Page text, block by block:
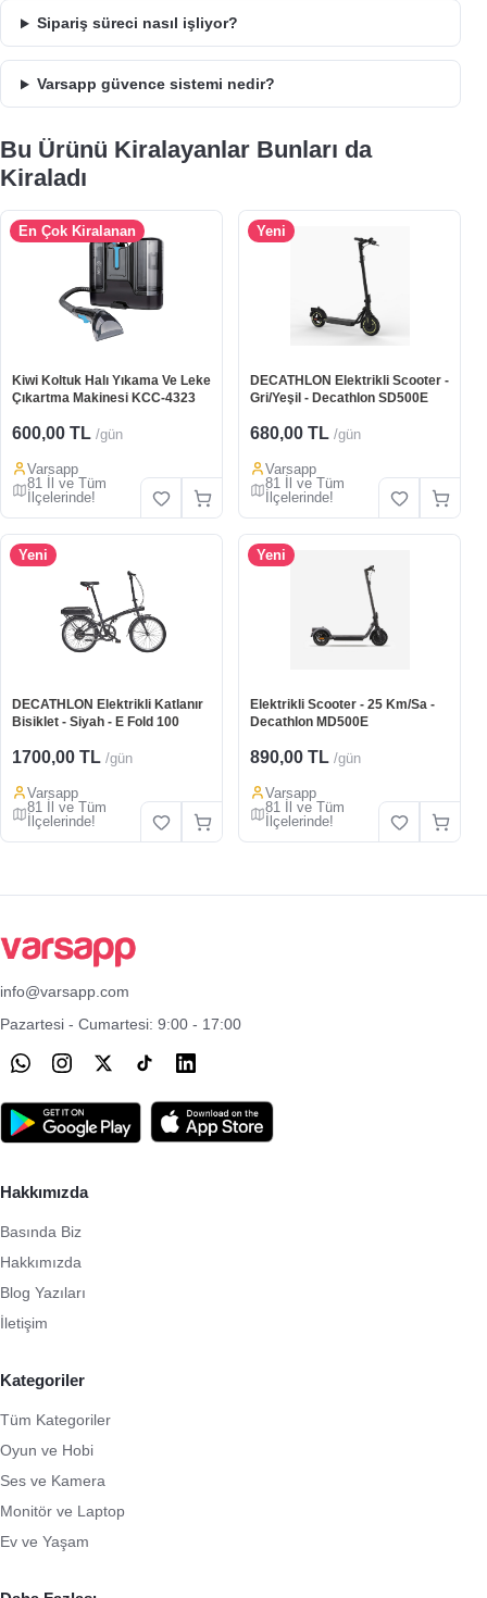
Sipariş süreci nasıl işliyor?
Varsapp güvence sistemi nedir?
Bu Ürünü Kiralayanlar Bunları da
Kiraladı
En Çok Kiralanan
Kiwi Koltuk Halı Yıkama Ve Leke
Çıkartma Makinesi KCC-4323
600,00 TL /gün
Varsapp
81 İl ve Tüm
İlçelerinde!
Yeni
DECATHLON Elektrikli Scooter -
Gri/Yeşil - Decathlon SD500E
680,00 TL /gün
Varsapp
81 İl ve Tüm
İlçelerinde!
Yeni
DECATHLON Elektrikli Katlanır
Bisiklet - Siyah - E Fold 100
1700,00 TL /gün
Varsapp
81 İl ve Tüm
İlçelerinde!
Yeni
Elektrikli Scooter - 25 Km/Sa -
Decathlon MD500E
890,00 TL /gün
Varsapp
81 İl ve Tüm
İlçelerinde!
info@varsapp.com
Pazartesi - Cumartesi: 9:00 - 17:00
Hakkımızda
Basında Biz
Hakkımızda
Blog Yazıları
İletişim
Kategoriler
Tüm Kategoriler
Oyun ve Hobi
Ses ve Kamera
Monitör ve Laptop
Ev ve Yaşam